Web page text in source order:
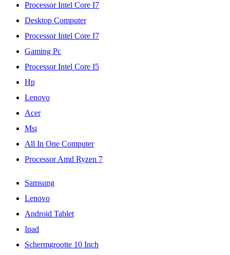
Processor Intel Core I7
Desktop Computer
Processor Intel Core I7
Gaming Pc
Processor Intel Core I5
Hp
Lenovo
Acer
Msi
All In One Computer
Processor Amd Ryzen 7
Samsung
Lenovo
Android Tablet
Ipad
Schermgrootte 10 Inch